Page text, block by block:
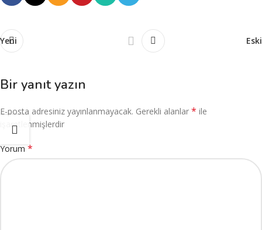
Yeni Eski
Bir yanıt yazın
E-posta adresiniz yayınlanmayacak. Gerekli alanlar * ile
işaretlenmişlerdir
Yorum *